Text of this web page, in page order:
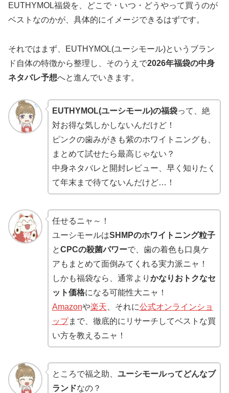
EUTHYMOL福袋を、どこで・いつ・どうやって買うのが
ベストなのかが、具体的にイメージできるはずです。
それではまず、EUTHYMOL(ユーシモール)というブラン
ド自体の特徴から整理し、そのうえで2026年福袋の中身
ネタバレ予想へと進んでいきます。
EUTHYMOL(ユーシモール)の福袋って、絶
対お得な気しかしないんだけど！
ピンクの歯みがきも紫のホワイトニングも、
まとめて試せたら最高じゃない？
中身ネタバレと開封レビュー、早く知りたく
て年末まで待てないんだけど…！
任せるニャ～！
ユーシモールはSHMPのホワイトニング粒子
とCPCの殺菌パワーで、歯の着色も口臭ケ
アもまとめて面倒みてくれる実力派ニャ！
しかも福袋なら、通常より かなりおトクなセ
ット価格になる可能性大ニャ！
Amazonや楽天 、それに公式オンラインショ
ップまで、徹底的にリサーチしてベストな買
い方を教えるニャ！
ところで福之助、 ユーシモールってどんなブ
ランドなの？